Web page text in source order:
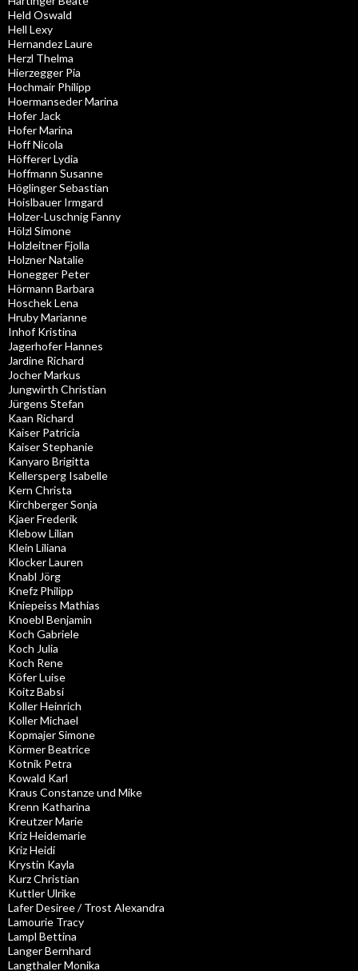
Held Oswald
Hell Lexy
Hernandez Laure
Herzl Thelma
Hierzegger Pia
Hochmair Philipp
Hoermanseder Marina
Hofer Jack
Hofer Marina
Hoff Nicola
Höfferer Lydia
Hoffmann Susanne
Höglinger Sebastian
Hoislbauer Irmgard
Holzer-Luschnig Fanny
Hölzl Simone
Holzleitner Fjolla
Holzner Natalie
Honegger Peter
Hörmann Barbara
Hoschek Lena
Hruby Marianne
Inhof Kristina
Jagerhofer Hannes
Jardine Richard
Jocher Markus
Jungwirth Christian
Jürgens Stefan
Kaan Richard
Kaiser Patricia
Kaiser Stephanie
Kanyaro Brigitta
Kellersperg Isabelle
Kern Christa
Kirchberger Sonja
Kjaer Frederik
Klebow Lilian
Klein Liliana
Klocker Lauren
Knabl Jörg
Knefz Philipp
Kniepeiss Mathias
Knoebl Benjamin
Koch Gabriele
Koch Julia
Koch Rene
Köfer Luise
Koitz Babsi
Koller Heinrich
Koller Michael
Kopmajer Simone
Körmer Beatrice
Kotnik Petra
Kowald Karl
Kraus Constanze und Mike
Krenn Katharina
Kreutzer Marie
Kriz Heidemarie
Kriz Heidi
Krystin Kayla
Kurz Christian
Kuttler Ulrike
Lafer Desiree / Trost Alexandra
Lamourie Tracy
Lampl Bettina
Langer Bernhard
Langthaler Monika